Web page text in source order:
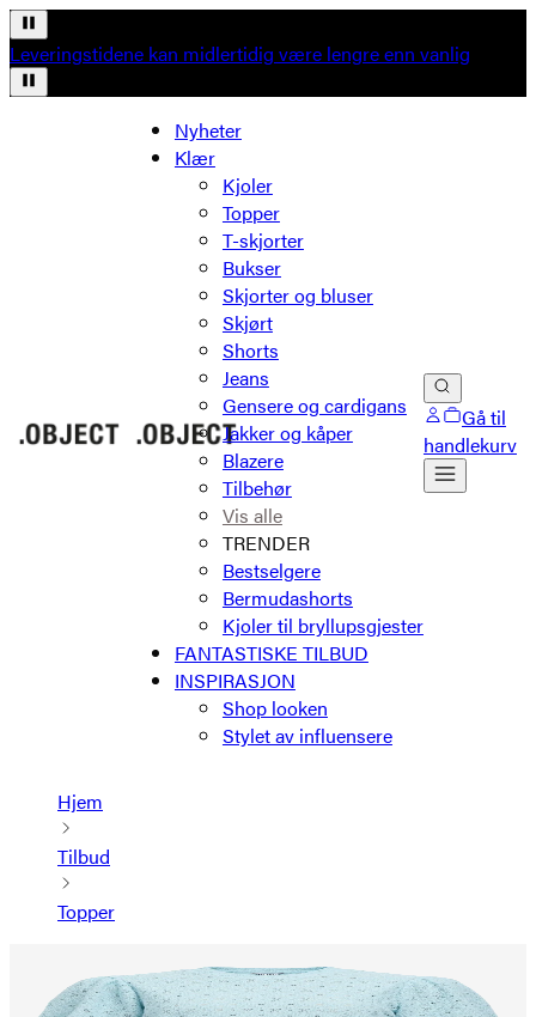
Leveringstidene kan midlertidig være lengre enn vanlig
Nyheter
Klær
Kjoler
Topper
T-skjorter
Bukser
Skjorter og bluser
Skjørt
Shorts
Jeans
Gensere og cardigans
Jakker og kåper
Blazere
Tilbehør
Vis alle
TRENDER
Bestselgere
Bermudashorts
Kjoler til bryllupsgjester
FANTASTISKE TILBUD
INSPIRASJON
Shop looken
Stylet av influensere
Gå til
handlekurv
Hjem
Tilbud
Topper